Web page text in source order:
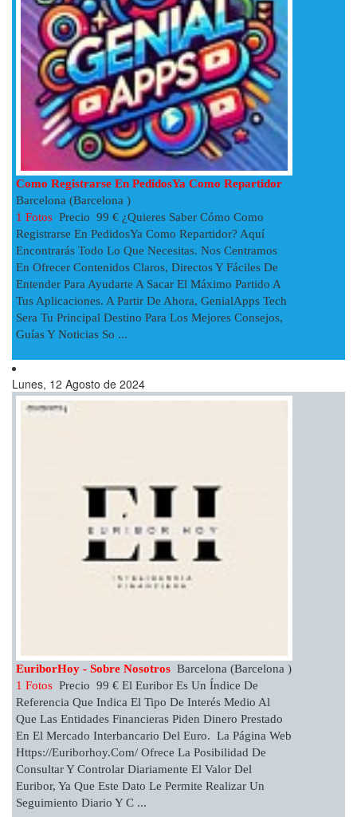
Como Registrarse En PedidosYa Como Repartidor
Barcelona (Barcelona )
1 Fotos Precio 99 € ¿Quieres Saber Cómo Como
Registrarse En PedidosYa Como Repartidor? Aquí
Encontrarás Todo Lo Que Necesitas. Nos Centramos
En Ofrecer Contenidos Claros, Directos Y Fáciles De
Entender Para Ayudarte A Sacar El Máximo Partido A
Tus Aplicaciones. A Partir De Ahora, GenialApps Tech
Sera Tu Principal Destino Para Los Mejores Consejos,
Guías Y Noticias So ...
Lunes, 12 Agosto de 2024
EuriborHoy - Sobre Nosotros Barcelona (Barcelona )
1 Fotos Precio 99 € El Euribor Es Un Índice De
Referencia Que Indica El Tipo De Interés Medio Al
Que Las Entidades Financieras Piden Dinero Prestado
En El Mercado Interbancario Del Euro. La Página Web
Https://euriborhoy.com/ Ofrece La Posibilidad De
Consultar Y Controlar Diariamente El Valor Del
Euribor, Ya Que Este Dato Le Permite Realizar Un
Seguimiento Diario Y C ...